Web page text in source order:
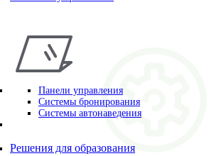
Панели управления
Системы бронирования
Системы автонаведения
Решения для образования